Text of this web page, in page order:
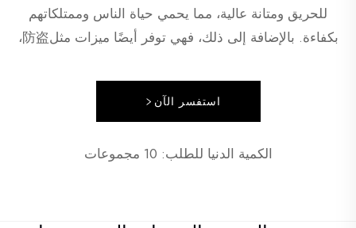
للحريق ومتانة عالية، مما يحمي حياة الناس وممتلكاتهم
بكفاءة. بالإضافة إلى ذلك، فهي توفر أيضًا ميزات مثل防盗،
استفسر الآن
الكمية الدنيا للطلب: 10 مجموعات